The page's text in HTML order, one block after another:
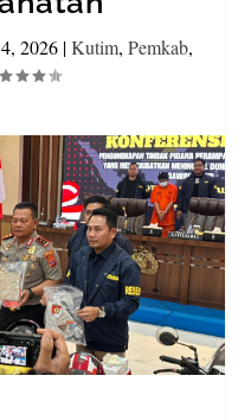
2026|Kutim, Pemkab,